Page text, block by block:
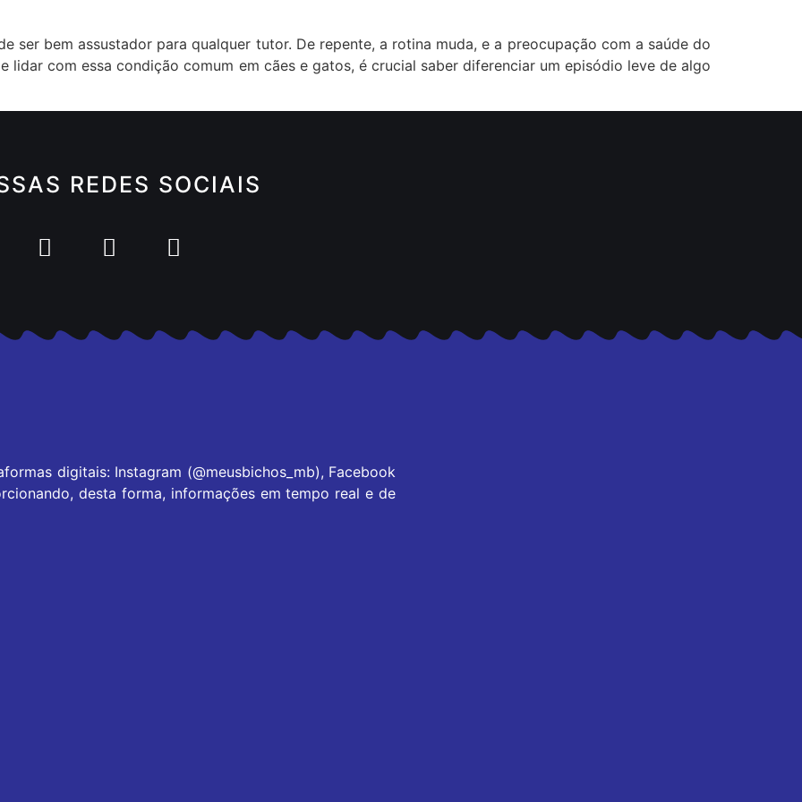
ser bem assustador para qualquer tutor. De repente, a rotina muda, e a preocupação com a saúde do
lidar com essa condição comum em cães e gatos, é crucial saber diferenciar um episódio leve de algo
REDES SOCIAIS
digitais: Instagram (@meusbichos_mb), Facebook
desta forma, informações em tempo real e de